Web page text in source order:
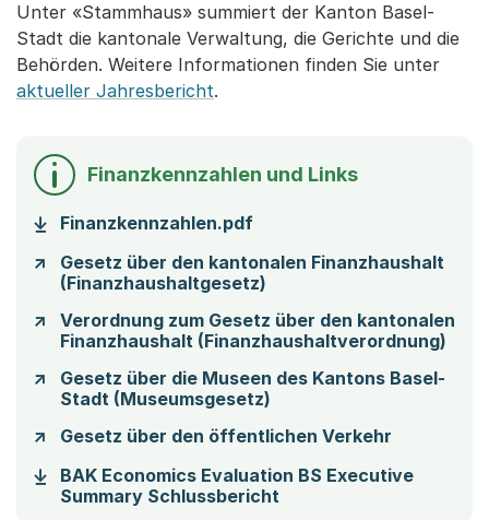
Unter «Stammhaus» summiert der Kanton Basel-
Stadt die kantonale Verwaltung, die Gerichte und die
Behörden. Weitere Informationen finden Sie unter
aktueller Jahresbericht.
Finanzkennzahlen und Links
Finanzkennzahlen.pdf(Startet einen Download)
Gesetz über den kantonalen Finanzhaushalt
(Finanzhaushaltgesetz)
Verordnung zum Gesetz über den kantonalen
Finanzhaushalt (Finanzhaushaltverordnung)
Gesetz über die Museen des Kantons Basel-
Stadt (Museumsgesetz)
Gesetz über den öffentlichen Verkehr
BAK Economics Evaluation BS Executive
Summary Schlussbericht